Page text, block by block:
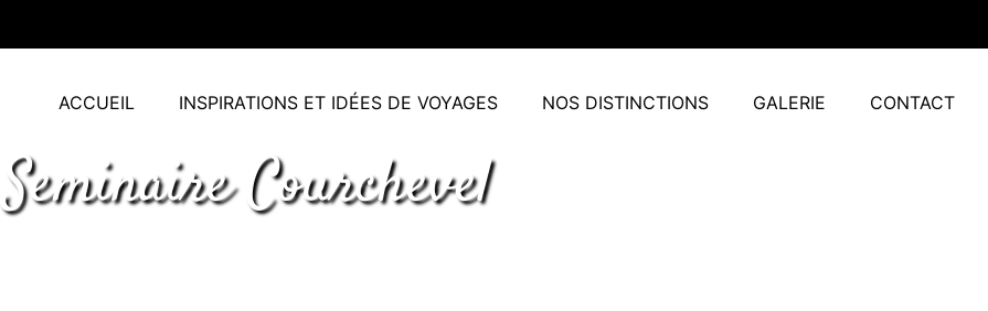
ACCUEIL INSPIRATIONS ET IDÉES DE VOYAGES NOS DISTINCTIONS GALERIE CONTACT
Seminaire Courchevel